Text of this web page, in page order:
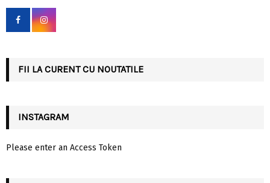
f
r
FII LA CURENT CU NOUTATILE
INSTAGRAM
Please enter an Access Token